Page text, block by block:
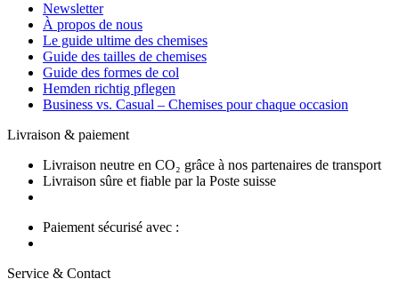
Newsletter
À propos de nous
Le guide ultime des chemises
Guide des tailles de chemises
Guide des formes de col
Hemden richtig pflegen
Business vs. Casual – Chemises pour chaque occasion
Livraison & paiement
Livraison neutre en CO₂ grâce à nos partenaires de transport
Livraison sûre et fiable par la Poste suisse
Paiement sécurisé avec :
Service & Contact